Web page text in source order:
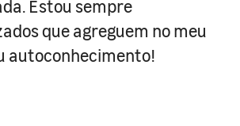
Estou sempre
que agreguem no meu
autoconhecimento!